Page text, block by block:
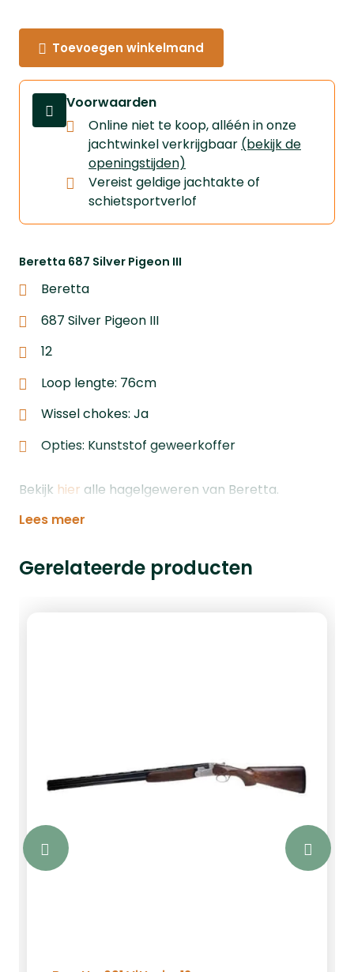
Beretta 687 Silver Pigeon III
Beretta
687 Silver Pigeon III
12
Loop lengte: 76cm
Wissel chokes: Ja
Opties: Kunststof geweerkoffer
Bekijk hier alle hagelgeweren van Beretta.
Lees meer
Toevoegen winkelmand
Voorwaarden
Online niet te koop, alléén in onze
jachtwinkel verkrijgbaar (bekijk de
openingstijden)
Vereist geldige jachtakte of
schietsportverlof
Gerelateerde producten